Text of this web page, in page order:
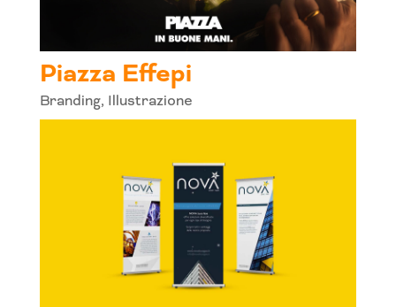
Piazza Effepi
Branding, Illustrazione